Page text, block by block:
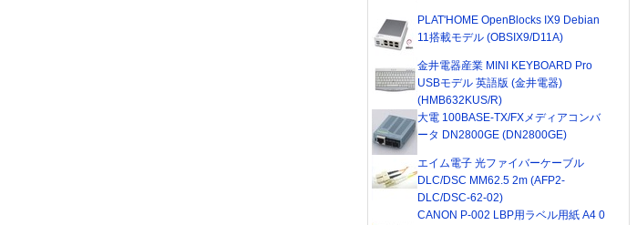
PLAT'HOME OpenBlocks IX9 Debian
11搭載モデル (OBSIX9/D11A)
金井電器産業 MINI KEYBOARD Pro
USBモデル 英語版 (金井電器)
(HMB632KUS/R)
大電 100BASE-TX/FXメディアコンバ
ータ DN2800GE (DN2800GE)
エイム電子 光ファイバーケーブル
DLC/DSC MM62.5 2m (AFP2-
DLC/DSC-62-02)
CANON P-002 LBP用ラベル用紙 A4 0